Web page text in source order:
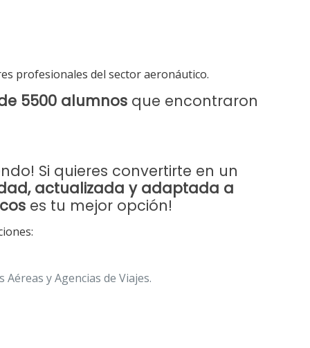
profesionales del sector aeronáutico.
5500 alumnos que encontraron
Si quieres convertirte en un
actualizada y adaptada a
es tu mejor opción!
y Agencias de Viajes.